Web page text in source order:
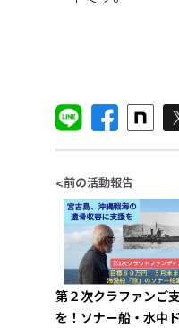
<前の活動報告
第２次クラファンご
を！ソナー船・水中